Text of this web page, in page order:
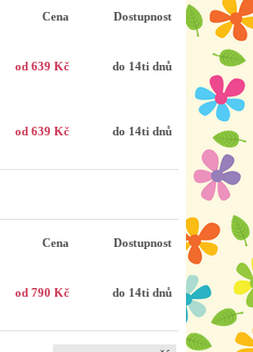
Cena Dostupnost
od 639 Kč do 14ti dnů
od 639 Kč do 14ti dnů
Cena Dostupnost
od 790 Kč do 14ti dnů